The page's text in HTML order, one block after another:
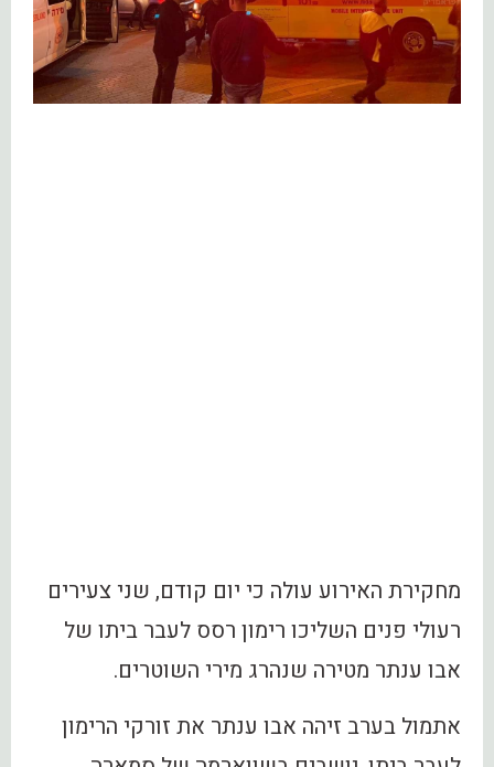
מחקירת האירוע עולה כי יום קודם, שני צעירים
רעולי פנים השליכו רימון רסס לעבר ביתו של
אבו ענתר מטירה שנהרג מירי השוטרים.
אתמול בערב זיהה אבו ענתר את זורקי הרימון